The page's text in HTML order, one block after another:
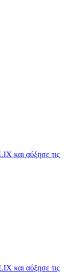
και αύξησε τις
και αύξησε τις